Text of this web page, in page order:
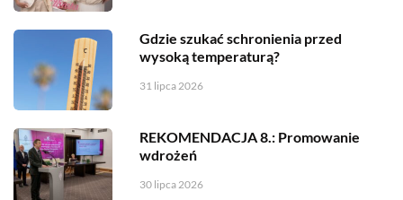
Gdzie szukać schronienia przed
wysoką temperaturą?
31 lipca 2026
REKOMENDACJA 8.: Promowanie
wdrożeń
30 lipca 2026